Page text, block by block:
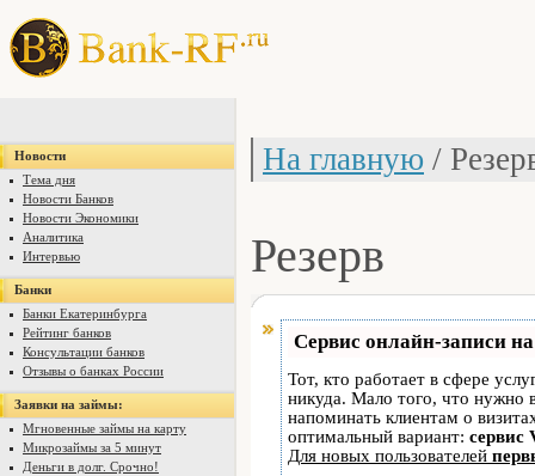
Новости
Тема дня
Новости Банков
Новости Экономики
Аналитика
Интервью
Банки
Банки Екатеринбурга
Рейтинг банков
Консультации банков
Отзывы о банках России
Заявки на займы:
Мгновенные займы на карту
Микрозаймы за 5 минут
Деньги в долг. Срочно!
На главную /
Резерв
Сервис онлайн-записи
Тот, кто работает в сфере
никуда. Мало того, что нужно
напоминать клиентам о
оптимальный вариант: сервис
Для новых пользователей